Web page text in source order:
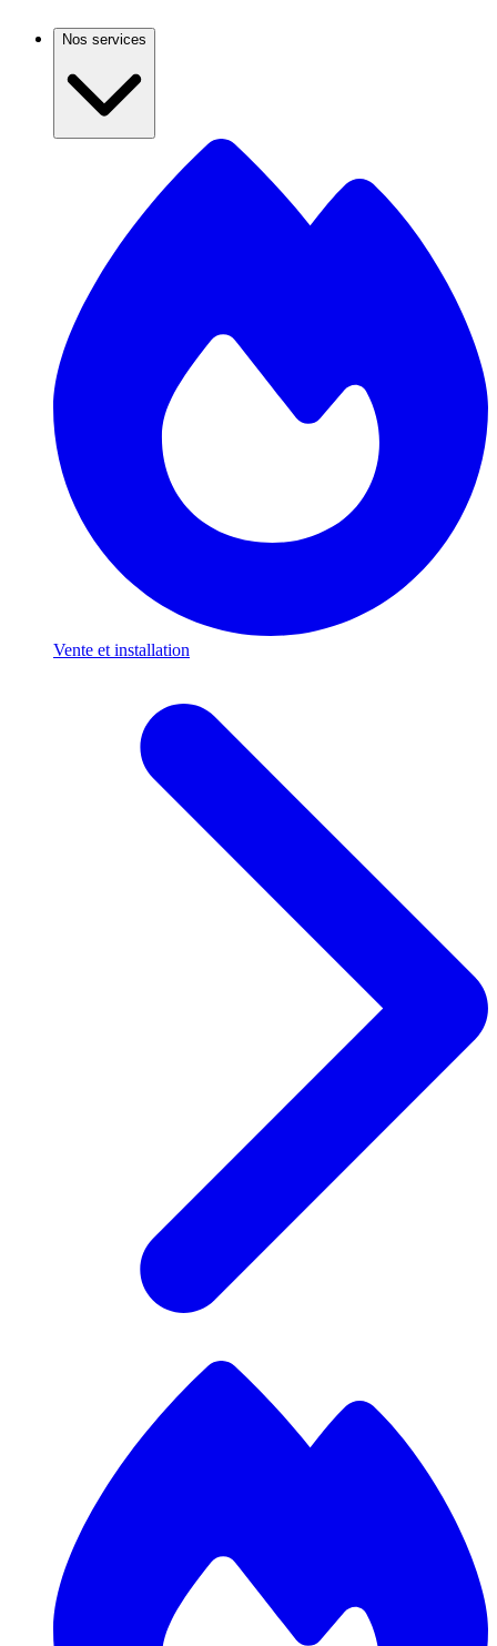
Nos services
Vente et installation